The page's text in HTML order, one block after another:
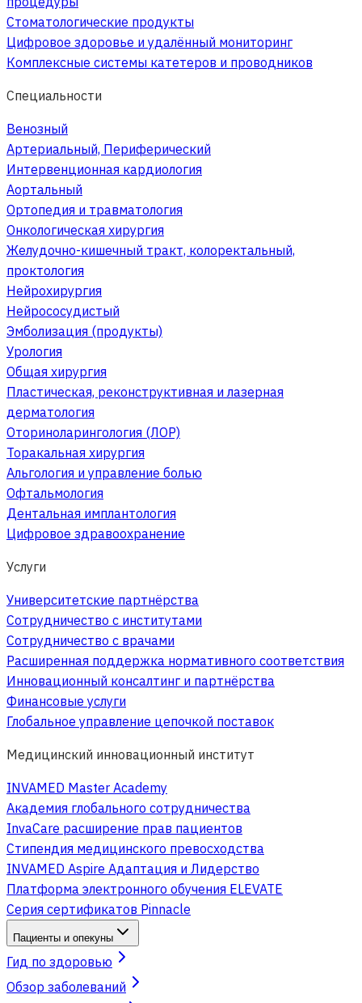
Стоматологические продукты
Цифровое здоровье и удалённый мониторинг
Комплексные системы катетеров и проводников
Специальности
Венозный
Артериальный, Периферический
Интервенционная кардиология
Аортальный
Ортопедия и травматология
Онкологическая хирургия
Желудочно-кишечный тракт, колоректальный,
проктология
Нейрохирургия
Нейрососудистый
Эмболизация (продукты)
Урология
Общая хирургия
Пластическая, реконструктивная и лазерная
дерматология
Оториноларингология (ЛОР)
Торакальная хирургия
Альгология и управление болью
Офтальмология
Дентальная имплантология
Цифровое здравоохранение
Услуги
Университетские партнёрства
Сотрудничество с институтами
Сотрудничество с врачами
Расширенная поддержка нормативного соответствия
Инновационный консалтинг и партнёрства
Финансовые услуги
Глобальное управление цепочкой поставок
Медицинский инновационный институт
INVAMED Master Academy
Академия глобального сотрудничества
InvaCare расширение прав пациентов
Стипендия медицинского превосходства
INVAMED Aspire Адаптация и Лидерство
Платформа электронного обучения ELEVATE
Серия сертификатов Pinnacle
Пациенты и опекуны
Гид по здоровью
Обзор заболеваний